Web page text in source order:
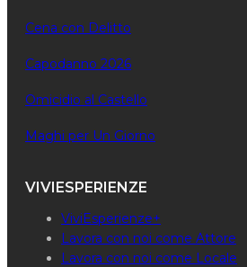
Cena con Delitto
Capodanno 2026
Omicidio al Castello
Maghi per Un Giorno
VIVIESPERIENZE
ViviEsperienze+
Lavora con noi come Attore
Lavora con noi come Locale